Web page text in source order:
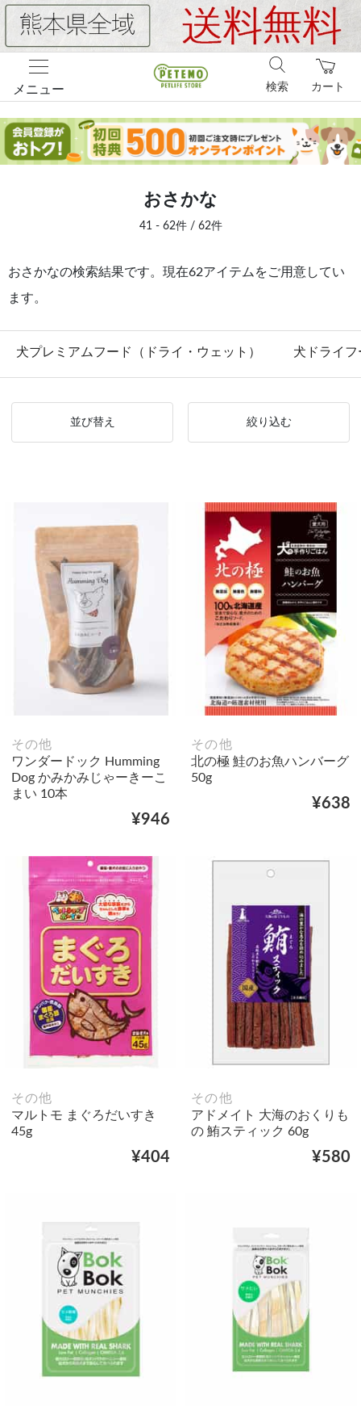
メニュー カート
検索
おさかな
41 - 62件 / 62件
おさかなの検索結果です。現在62アイテムをご用意してい
ます。
犬プレミアムフード（ドライ・ウェット） 犬ドライフ
並び替え 絞り込む
その他
ワンダードック Humming
Dog かみかみじゃーきーこ
まい 10本
¥946
その他
北の極 鮭のお魚ハンバーグ
50g
¥638
その他
マルトモ まぐろだいすき
45g
¥404
その他
アドメイト 大海のおくりも
の 鮪スティック 60g
¥580